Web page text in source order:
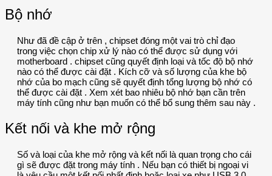
Bộ nhớ
Như đã đề cập ở trên , chipset đóng một vai trò chỉ đạo
trong việc chọn chip xử lý nào có thể được sử dụng với
motherboard . chipset cũng quyết định loại và tốc độ bộ nhớ
nào có thể được cài đặt . Kích cỡ và số lượng của khe bộ
nhớ của bo mạch cũng sẽ quyết định tổng lượng bộ nhớ có
thể được cài đặt . Xem xét bao nhiêu bộ nhớ bạn cần trên
máy tính cũng như bạn muốn có thể bổ sung thêm sau này .
Kết nối và khe mở rộng
Số và loại của khe mở rộng và kết nối là quan trọng cho cái
gì sẽ được đặt trong máy tính . Nếu bạn có thiết bị ngoại vi